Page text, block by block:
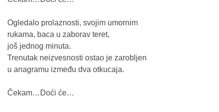
Ogledalo prolaznosti, svojim umornim
rukama, baca u zaborav teret,
još jednog minuta.
Trenutak neizvesnosti ostao je zarobljen
u anagramu između dva otkucaja.
Čekam…Doći će…